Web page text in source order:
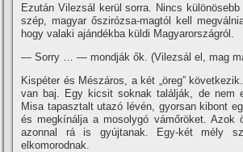
Ezután Vilezsál kerül sorra. Nincs
szép, magyar őszirózsa-magtól kell
hogy valaki ajándékba küldi Magyarországról.
— Sorry … — mondják ők. (Vilezsál el, mag
Kispéter és Mészáros, a két „öreg”
van baj. Egy kicsit soknak találják, de nem
Misa tapasztalt utazó lévén, gyorsan kibont
és megkí­nálja a mosolygó vámőröket. Azok
azonnal rá is gyújtanak. Egy-két mély
elkomorodnak.